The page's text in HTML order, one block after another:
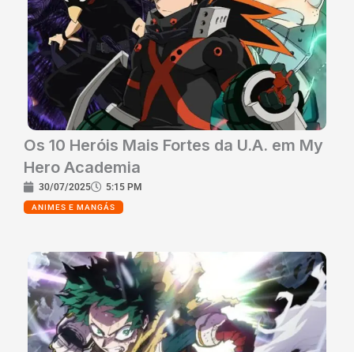
Os 10 Heróis Mais Fortes da U.A. em My
Hero Academia
30/07/2025 5:15 PM
ANIMES E MANGÁS